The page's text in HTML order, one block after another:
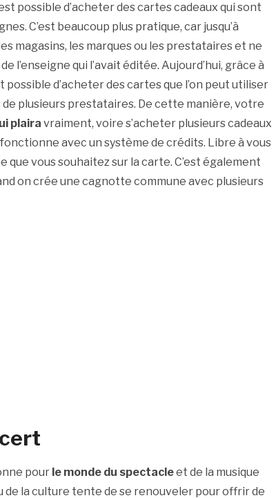
possible d’acheter des cartes cadeaux qui sont
C’est beaucoup plus pratique, car jusqu’à
magasins, les marques ou les prestataires et ne
l’enseigne qui l’avait éditée. Aujourd’hui, grâce à
d’acheter des cartes que l’on peut utiliser
de plusieurs prestataires. De cette manière, votre
plaira vraiment, voire s’acheter plusieurs cadeaux
avec un système de crédits. Libre à vous
que vous souhaitez sur la carte. C’est également
on crée une cagnotte commune avec plusieurs
pour le monde du spectacleet de la musique
de la culture tente de se renouveler pour offrir de